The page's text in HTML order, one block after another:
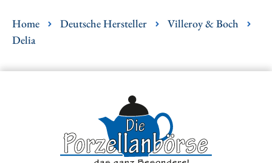
Home Deutsche Hersteller
Villeroy & Boch
Delia